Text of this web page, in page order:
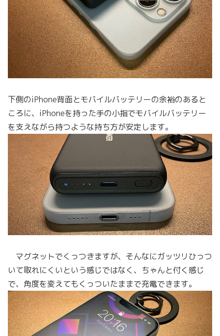
下側のiPhone背面とモバイルバッテリーの余裕のあると
ころに、iPhoneを持った手の小指でモバイルバッテリー
を支えながら持つような持ち方が安定します。
マグネットでくっつきますが、そんなにガッツリひっつ
いて取れにくいという感じではなく、ちゃんと付く感じ
で、角度を変えてもくっついたままで充電できます。